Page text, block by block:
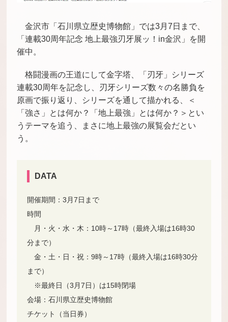
金沢市「石川県立歴史博物館」では3月7日まで、
「連載30周年記念 地上最強刃牙展ッ！in金沢」を開
催中。
格闘漫画の王道にして金字塔、「刃牙」シリーズ
連載30周年を記念し、刃牙シリーズ数々の名勝負を
原画で振り返り、シリーズを通して描かれる、＜
「強さ」とは何か？「地上最強」とは何か？＞とい
うテーマを追う、まさに地上最強の展覧会だとい
う。
DATA
開催期間：3月7日まで
時間
月・火・水・木：10時～17時（最終入場は16時30
分まで）
金・土・日・祝：9時～17時（最終入場は16時30分
まで）
※最終日（3月7日）は15時閉場
会場：石川県立歴史博物館
チケット（当日券）